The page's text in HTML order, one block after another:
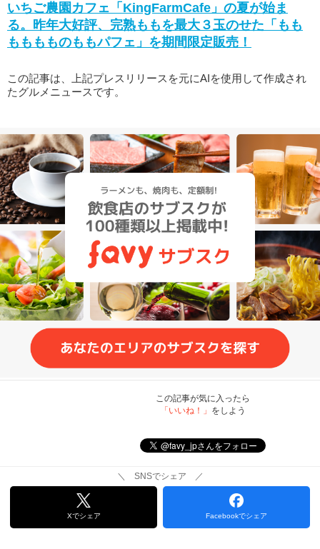
いちご農園カフェ「KingFarmCafe」の夏が始ま
る。昨年大好評、完熟ももを最大３玉のせた「もも
もももものももパフェ」を期間限定販売！
この記事は、上記プレスリリースを元にAIを使用して作成され
たグルメニュースです。
この記事が気に入ったら
「いいね！」 をしよう
＼ SNSでシェア ／
Xでシェア Facebookでシェア